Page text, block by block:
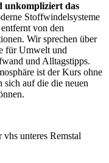
unkompliziert das
Stoffwindelsysteme
von den
Wir sprechen über
für Umwelt und
und Alltagstipps.
ist der Kurs ohne
auf die die neuen
unteres Remstal